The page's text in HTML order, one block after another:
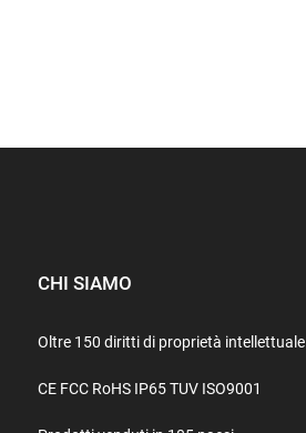
CHI SIAMO
Oltre 150 diritti di proprietà intellettuale
CE FCC RoHS IP65 TUV ISO9001